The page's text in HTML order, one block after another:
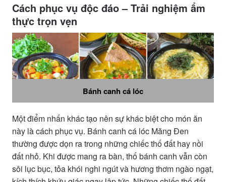
Cách phục vụ độc đáo – Trải nghiệm ẩm
thực trọn vẹn
Bánh canh cá lóc
Một điểm nhấn khác tạo nên sự khác biệt cho món ăn
này là cách phục vụ. Bánh canh cá lóc Măng Đen
thường được dọn ra trong những chiếc thố đất hay nồi
đất nhỏ. Khi được mang ra bàn, thố bánh canh vẫn còn
sôi lục bục, tỏa khói nghi ngút và hương thơm ngào ngạt,